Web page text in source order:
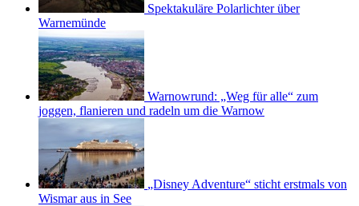
Spektakuläre Polarlichter über
Warnemünde
Warnowrund: „Weg für alle“ zum
joggen, flanieren und radeln um die Warnow
„Disney Adventure“ sticht erstmals von
Wismar aus in See